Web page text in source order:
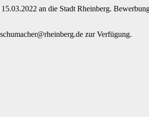
an die Stadt Rheinberg.
zur Verfügung.